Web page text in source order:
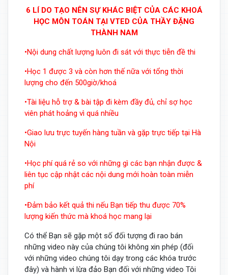
6 LÍ DO TẠO NÊN SỰ KHÁC BIỆT CỦA CÁC KHOÁ
HỌC MÔN TOÁN TẠI VTED CỦA THẦY ĐẶNG
THÀNH NAM
•Nội dung chất lượng luôn đi sát với thực tiễn đề thi
•Học 1 được 3 và còn hơn thế nữa với tổng thời
lượng cho đến 500giờ/khoá
•Tài liệu hỗ trợ & bài tập đi kèm đầy đủ, chỉ sợ học
viên phát hoảng vì quá nhiều
•Giao lưu trực tuyến hàng tuần và gặp trực tiếp tại Hà
Nội
•Học phí quá rẻ so với những gì các bạn nhận được &
liên tục cập nhật các nội dung mới hoàn toàn miễn
phí
•Đảm bảo kết quả thi nếu Bạn tiếp thu được 70%
lượng kiến thức mà khoá học mang lại
Có thể Bạn sẽ gặp một số đối tượng đi rao bán
những video này của chúng tôi không xin phép (đối
với những video chúng tôi dạy trong các khóa trước
đây) và hành vi lừa đảo Bạn đối với những video Tôi